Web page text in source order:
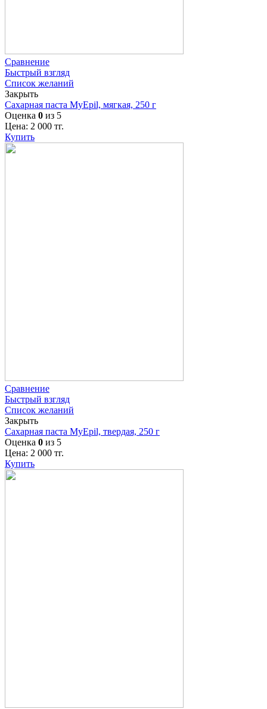
Сравнение
Быстрый взгляд
Список желаний
Закрыть
Сахарная паста MyEpil, мягкая, 250 г
Оценка 0 из 5
Цена: 2 000 тг.
Купить
Сравнение
Быстрый взгляд
Список желаний
Закрыть
Сахарная паста MyEpil, твердая, 250 г
Оценка 0 из 5
Цена: 2 000 тг.
Купить